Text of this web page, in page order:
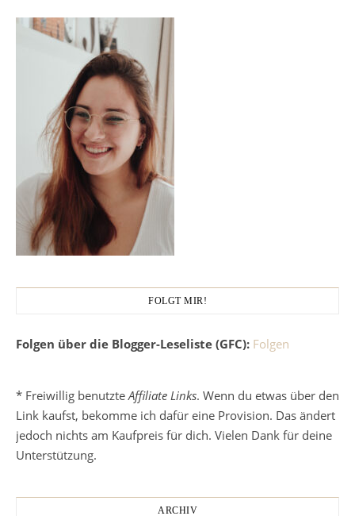
FOLGT MIR!
Folgen über die Blogger-Leseliste (GFC): Folgen
* Freiwillig benutzte Affiliate Links. Wenn du etwas über den
Link kaufst, bekomme ich dafür eine Provision. Das ändert
jedoch nichts am Kaufpreis für dich. Vielen Dank für deine
Unterstützung.
ARCHIV